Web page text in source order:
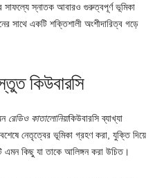
সাফল্যে স্নাতক আবারও গুরুত্বপূর্ণ ভূমিকা
সাথে একটি শক্তিশালী অংশীদারিত্ব গড়ে
কিউবারসি
রেডিও কাতালোনিয়াকিউবারসি ব্যাখ্যা
নেতৃত্বের ভূমিকা গ্রহণ করা, যুক্তি দিয়ে
এমন কিছু যা তাকে আলিঙ্গন করা উচিত।